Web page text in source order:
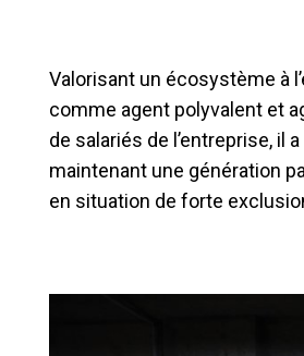
Valorisant un écosystème à
comme agent polyvalent et
de salariés de l’entreprise, il
maintenant une génération
en situation de forte